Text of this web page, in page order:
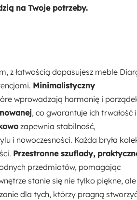
na Twoje potrzeby.
z łatwością dopasujesz meble
Minimalistyczny
wprowadzają harmonię i
, co gwarantuje ich trwałość i
zapewnia stabilność,
i nowoczesności. Każda bryła
Przestronne szuflady,
przedmiotów, pomagając
stanie się nie tylko piękne, ale
dla tych, którzy pragną